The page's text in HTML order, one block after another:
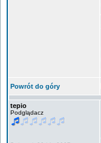
Powrót do góry
tepio
Podglądacz